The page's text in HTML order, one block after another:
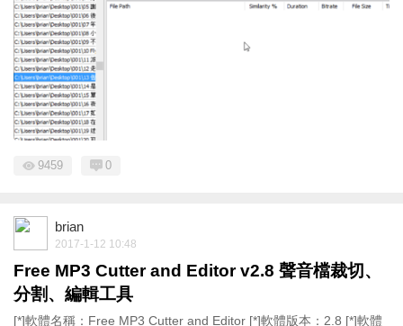
9459 0
brian
2017-1-12 10:48
Free MP3 Cutter and Editor v2.8 聲音檔裁切、
分割、編輯工具
[*]軟體名稱：Free MP3 Cutter and Editor [*]軟體版本：2.8 [*]軟體